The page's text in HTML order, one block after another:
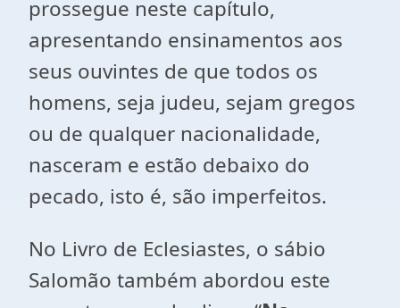
prossegue neste capítulo,
apresentando ensinamentos aos
seus ouvintes de que todos os
homens, seja judeu, sejam gregos
ou de qualquer nacionalidade,
nasceram e estão debaixo do
pecado, isto é, são imperfeitos.
No Livro de Eclesiastes, o sábio
Salomão também abordou este